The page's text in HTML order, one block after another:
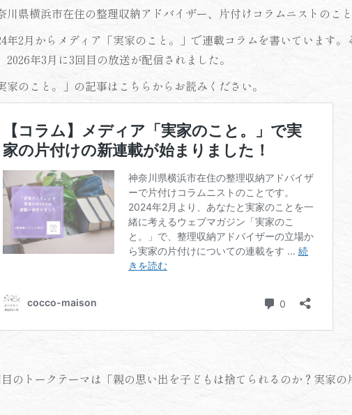
川県横浜市在住の整理収納アドバイザー、片付けコラムニストのこと
年2月からメディア「実家のこと。」で連載コラムを書いています
2026年3月に3回目の放送が配信されました。
家のこと。」の記事はこちらからお読みください。
のトークテーマは「親の思い出を子どもは捨てられるのか？実家の